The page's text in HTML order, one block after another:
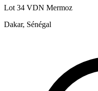
Lot 34 VDN Mermoz
Dakar, Sénégal